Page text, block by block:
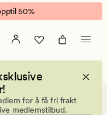
50%
for å få fri frakt
medlemstilbud.